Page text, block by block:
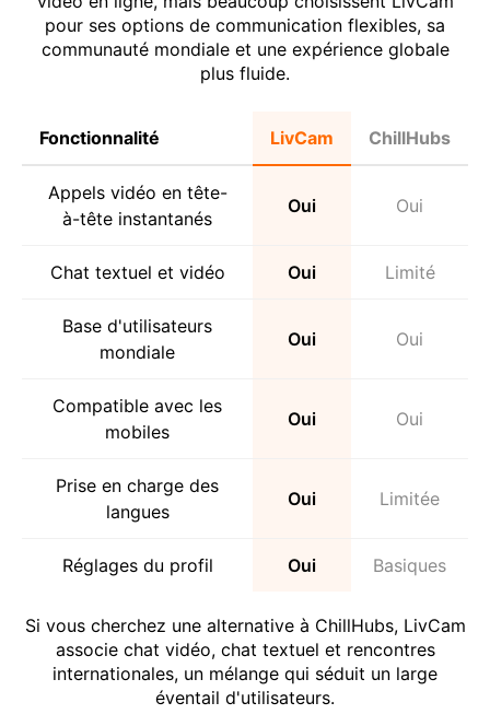
pour ses options de communication flexibles, sa
communauté mondiale et une expérience globale
plus fluide.
Fonctionnalité LivCam ChillHubs
Appels vidéo en tête-
à-tête instantanés
Oui Oui
Chat textuel et vidéo Oui Limité
Base d'utilisateurs
mondiale
Oui Oui
Compatible avec les
mobiles
Oui Oui
Prise en charge des
langues
Oui Limitée
Réglages du profil Oui Basiques
Si vous cherchez une alternative à ChillHubs, LivCam
associe chat vidéo, chat textuel et rencontres
internationales, un mélange qui séduit un large
éventail d'utilisateurs.